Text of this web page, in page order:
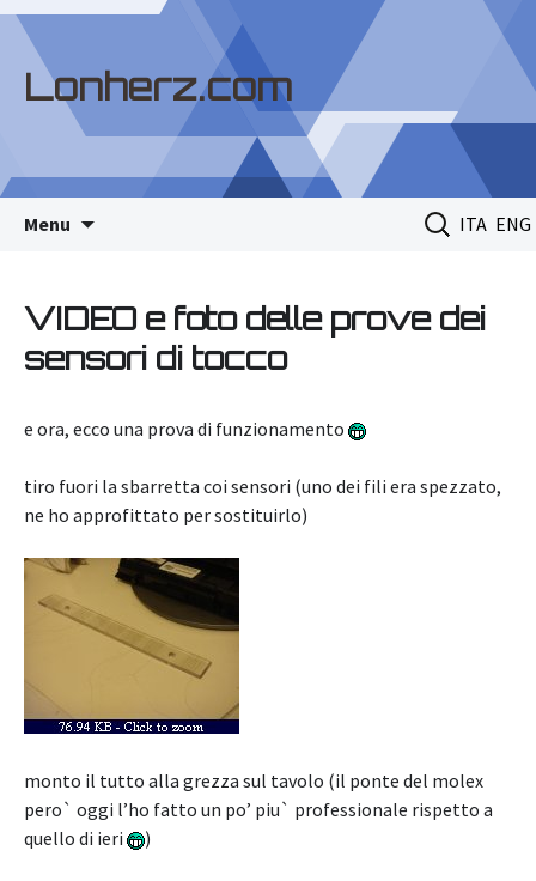
Lonherz.com
Menu ITA ENG
Ricerca
per:
VIDEO e foto delle prove dei
sensori di tocco
e ora, ecco una prova di funzionamento
tiro fuori la sbarretta coi sensori (uno dei fili era spezzato,
ne ho approfittato per sostituirlo)
monto il tutto alla grezza sul tavolo (il ponte del molex
pero` oggi l’ho fatto un po’ piu` professionale rispetto a
quello di ieri
)